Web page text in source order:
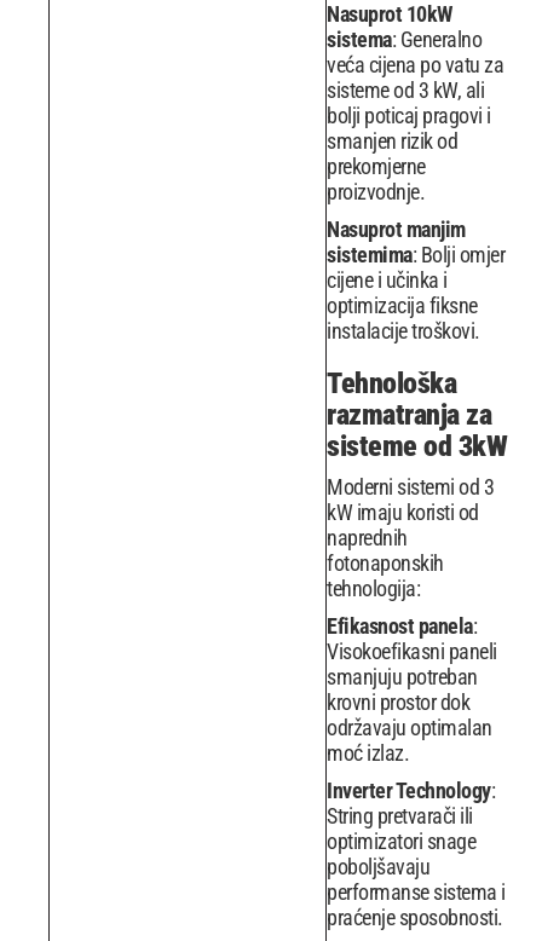
Nasuprot 10kW
sistema: Generalno
veća cijena po vatu za
sisteme od 3 kW, ali
bolji poticaj pragovi i
smanjen rizik od
prekomjerne
proizvodnje.
Nasuprot manjim
sistemima: Bolji omjer
cijene i učinka i
optimizacija fiksne
instalacije troškovi.
Tehnološka
razmatranja za
sisteme od 3kW
Moderni sistemi od 3
kW imaju koristi od
naprednih
fotonaponskih
tehnologija:
Efikasnost panela:
Visokoefikasni paneli
smanjuju potreban
krovni prostor dok
održavaju optimalan
moć izlaz.
Inverter Technology:
String pretvarači ili
optimizatori snage
poboljšavaju
performanse sistema i
praćenje sposobnosti.